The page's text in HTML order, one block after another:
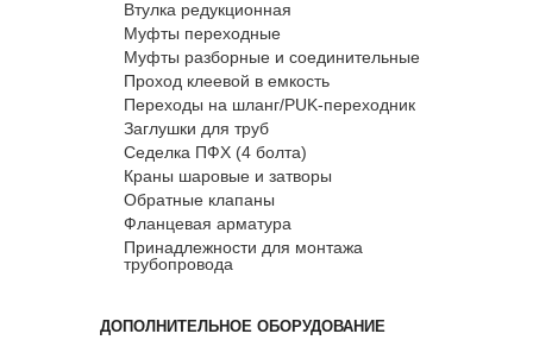
Втулка редукционная
Муфты переходные
Муфты разборные и соединительные
Проход клеевой в емкость
Переходы на шланг/PUK-переходник
Заглушки для труб
Седелка ПФХ (4 болта)
Краны шаровые и затворы
Обратные клапаны
Фланцевая арматура
Принадлежности для монтажа
трубопровода
ДОПОЛНИТЕЛЬНОЕ ОБОРУДОВАНИЕ